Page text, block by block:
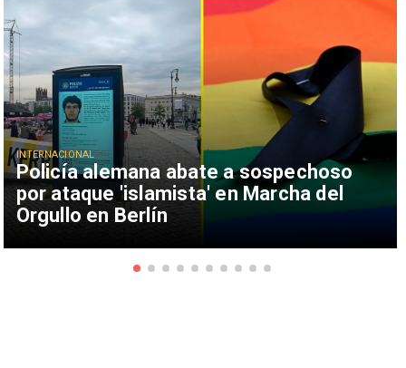
Policía alemana abate a sospechoso
por ataque 'islamista' en Marcha del
Orgullo en Berlín
INTERNACIONAL